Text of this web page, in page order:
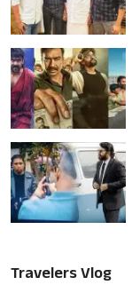
Travelers Vlog